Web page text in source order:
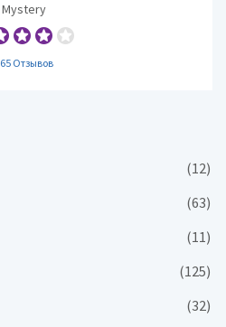
Mystery
Отзывов
(12)
(63)
(11)
(125)
(32)